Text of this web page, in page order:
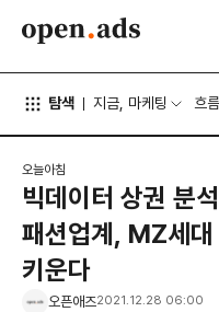
탐색 지금, 마케팅 흐
오늘아침
빅데이터 상권 분
패션업계, MZ세대
키운다
오픈애즈2021.12.28 06:00